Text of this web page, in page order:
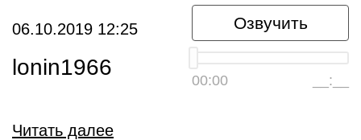
Озвучить
00:00 __:__
06.10.2019 12:25
lonin1966
Читать далее